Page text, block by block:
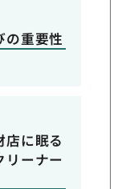
の重要性
に眠る
リーナー